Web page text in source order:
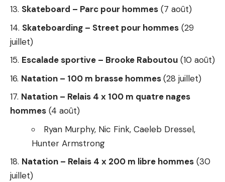
Skateboard – Parc pour hommes (7 août)
Skateboarding – Street pour hommes (29
juillet)
Escalade sportive – Brooke Raboutou (10 août)
Natation – 100 m brasse hommes(28 juillet)
Natation – Relais 4 x 100 m quatre nages
hommes (4 août)
Ryan Murphy, Nic Fink, Caeleb Dressel,
Hunter Armstrong
Natation – Relais 4 x 200 m libre hommes (30
juillet)